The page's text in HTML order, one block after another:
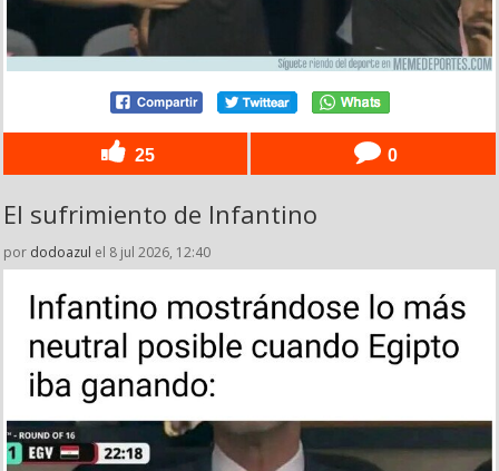
25 0
El sufrimiento de Infantino
por dodoazul el 8 jul 2026, 12:40